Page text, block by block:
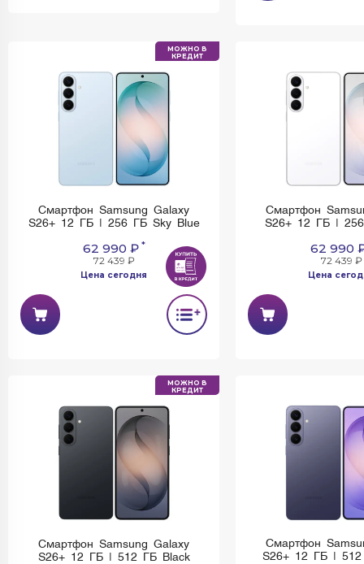
МОЖНО В
КРЕДИТ
Смартфон Samsung Galaxy
S26+ 12 ГБ | 256 ГБ Sky Blue
62 990 ₽*
72 439 ₽
Цена сегодня
Смартфон
S26+ 12 ГБ |
62 990
72 439 ₽
Цена
МОЖНО В
КРЕДИТ
Смартфон Samsung Galaxy
S26+ 12 ГБ | 512 ГБ Black
Смартфон
S26+ 12 ГБ | 512